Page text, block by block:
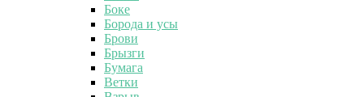
Боке
Борода и усы
Брови
Брызги
Бумага
Ветки